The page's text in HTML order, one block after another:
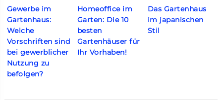
Gewerbe im
Gartenhaus:
Welche
Vorschriften sind
bei gewerblicher
Nutzung zu
befolgen?
Homeoffice im
Garten: Die 10
besten
Gartenhäuser für
Ihr Vorhaben!
Das Gartenhaus
im japanischen
Stil